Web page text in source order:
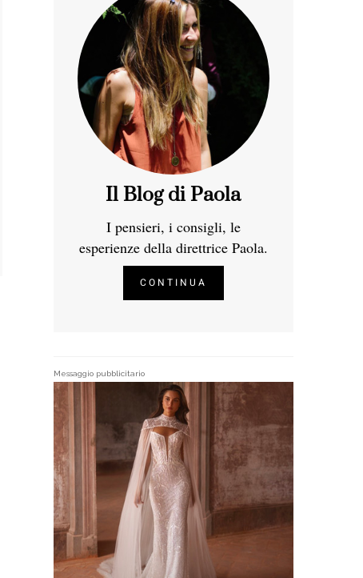
Il Blog di Paola
I pensieri, i consigli, le
esperienze della direttrice Paola.
CONTINUA
Messaggio pubblicitario